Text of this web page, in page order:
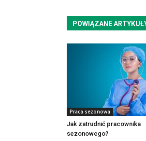
POWIĄZANE
Praca sezonowa
Jak zatrudnić pracownika
sezonowego?